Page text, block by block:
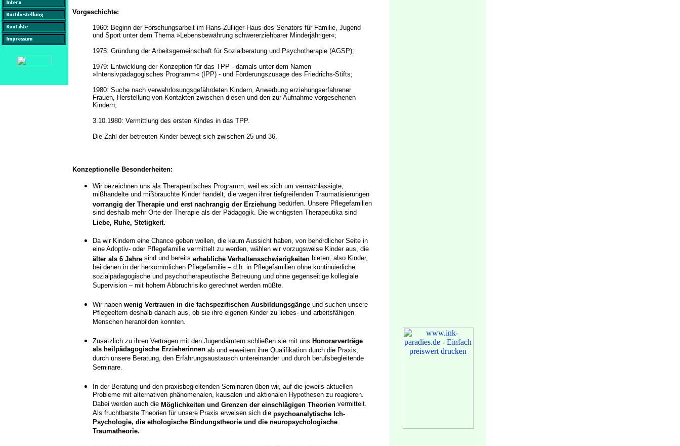
Vorgeschichte:
1960: Beginn der Forschungsarbeit im Hans-Zulliger-Haus des Senators für Familie, Jugend
und Sport unter dem Thema »Lebensbewährung schwererziehbarer Minderjähriger«;
1975: Gründung der Arbeitsgemeinschaft für Sozialberatung und Psychotherapie (AGSP);
1979: Entwicklung der Konzeption für das TPP - damals unter dem Namen
»Intensivpädagogisches Programm« (IPP) - und Förderungszusage des Friedrichs-Stifts;
1980: Suche nach verwahrlosungsgefährdeten Kindern, Anwerbung erziehungserfahrener
Frauen, Herstellung von Kontakten zwischen diesen und den zur Aufnahme vorgesehenen
Kindern;
3.10.1980: Vermittlung des ersten Kindes in das TPP.
Die Zahl der betreuten Kinder bewegt sich zwischen 25 und 36.
Konzeptionelle Besonderheiten:
Wir bezeichnen uns als Therapeutisches Programm, weil es sich um vernachlässigte,
mißhandelte und mißbrauchte Kinder handelt, die wegen ihrer tiefgreifenden Traumatisierungen
vorrangig der Therapie und erst nachrangig der Erziehung bedürfen. Unsere Pflegefamilien
sind deshalb mehr Orte der Therapie als der Pädagogik. Die wichtigsten Therapeutika sind
Liebe, Ruhe, Stetigkeit.
Da wir Kindern eine Chance geben wollen, die kaum Aussicht haben, von behördlicher Seite in
eine Adoptiv- oder Pflegefamilie vermittelt zu werden, wählen wir vorzugsweise Kinder aus, die
älter als 6 Jahre sind und bereits erhebliche Verhaltensschwierigkeiten bieten, also Kinder,
bei denen in der herkömmlichen Pflegefamilie – d.h. in Pflegefamilien ohne kontinuierliche
sozialpädagogische und psychotherapeutische Betreuung und ohne gegenseitige kollegiale
Supervision – mit hohem Abbruchrisiko gerechnet werden müßte.
Wir haben wenig Vertrauen in die fachspezifischen Ausbildungsgänge und suchen unsere
Pflegeeltern deshalb danach aus, ob sie ihre eigenen Kinder zu liebes- und arbeitsfähigen
Menschen heranbilden konnten.
Zusätzlich zu ihren Verträgen mit den Jugendämtern schließen sie mit uns Honorarverträge
als heilpädagogische Erzieherinnen ab und erweitern ihre Qualifikation durch die Praxis,
durch unsere Beratung, den Erfahrungsaustausch untereinander und durch berufsbegleitende
Seminare.
In der Beratung und den praxisbegleitenden Seminaren üben wir, auf die jeweils aktuellen
Probleme mit alternativen phänomenalen, kausalen und aktionalen Hypothesen zu reagieren.
Dabei werden auch die Möglichkeiten und Grenzen der einschlägigen Theorien vermittelt.
Als fruchtbarste Theorien für unsere Praxis erweisen sich die psychoanalytische Ich-
Psychologie, die ethologische Bindungstheorie und die neuropsychologische
Traumatheorie.